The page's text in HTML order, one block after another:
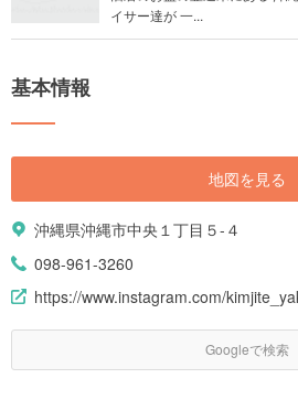
イサー達が 一...
基本情報
地図を見る
沖縄県沖縄市中央１丁目５-４
098-961-3260
https://www.instagram.com/
Googleで検索